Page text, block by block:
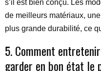
s’il est bien conçu. Les
de meilleurs matériaux,
plus grande durabilité, ce
5. Comment
garder en bon état le